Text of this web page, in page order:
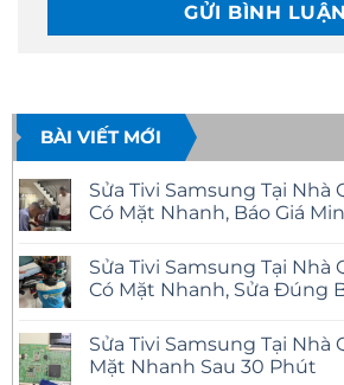
BÀI VIẾT MỚI
Sửa Tivi Samsung Tại Nhà
Có Mặt Nhanh, Báo Giá
bình
luận
ở
Samsung
Tại
Nhà
Sửa Tivi Samsung Tại Nhà
Có Mặt Nhanh, Sửa Đúng
bình
luận
ở
Sửa Tivi Samsung Tại Nhà
Mặt Nhanh Sau 30 Phút